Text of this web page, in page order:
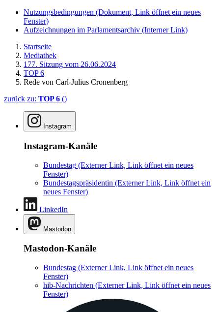
Nutzungsbedingungen (Dokument, Link öffnet ein neues
Fenster)
Aufzeichnungen im Parlamentsarchiv (Interner Link)
Startseite
Mediathek
177. Sitzung vom 26.06.2024
TOP 6
Rede von Carl-Julius Cronenberg
zurück zu: TOP 6 ()
Instagram
Instagram-Kanäle
Bundestag (Externer Link, Link öffnet ein neues
Fenster)
Bundestagspräsidentin (Externer Link, Link öffnet ein
neues Fenster)
LinkedIn
Mastodon
Mastodon-Kanäle
Bundestag (Externer Link, Link öffnet ein neues
Fenster)
hib-Nachrichten (Externer Link, Link öffnet ein neues
Fenster)